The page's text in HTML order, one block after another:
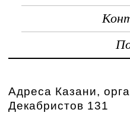
Адреса Казани,
Декабристов 131